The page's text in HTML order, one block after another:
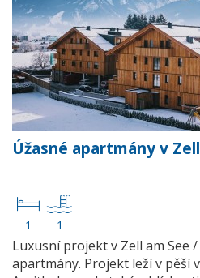
Úžasné apartmány v
1 1
Luxusní projekt v Zell am See
apartmány. Projekt leží v pěší